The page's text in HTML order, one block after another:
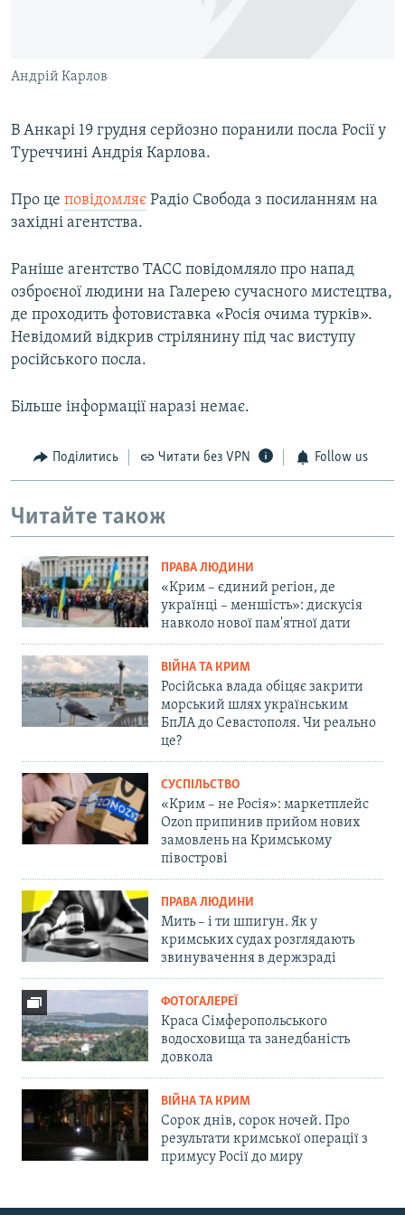
УКРАЇНСЬКА ПРОБЛЕМА КРИМУ
Усі сайти RFE/RL
Андрій Карлов
В Анкарі 19 грудня серйозно поранили посла Росії у
Туреччині Андрія Карлова.
Про це повідомляє Радіо Свобода з посиланням на
західні агентства.
Раніше агентство ТАСС повідомляло про напад
озброєної людини на Галерею сучасного мистецтва,
де проходить фотовиставка «Росія очима турків».
Невідомий відкрив стрілянину під час виступу
російського посла.
Більше інформації наразі немає.
Поділитись Читати без VPN Follow us
Читайте також
ПРАВА ЛЮДИНИ
«Крим – єдиний регіон, де
українці – меншість»: дискусія
навколо нової пам'ятної дати
ВІЙНА ТА КРИМ
Російська влада обіцяє закрити
морський шлях українським
БпЛА до Севастополя. Чи реально
це?
СУСПІЛЬСТВО
«Крим – не Росія»: маркетплейс
Ozon припинив прийом нових
замовлень на Кримському
півострові
ПРАВА ЛЮДИНИ
Мить – і ти шпигун. Як у
кримських судах розглядають
звинувачення в держзраді
ФОТОГАЛЕРЕЇ
Краса Сімферопольського
водосховища та занедбаність
довкола
ВІЙНА ТА КРИМ
Сорок днів, сорок ночей. Про
результати кримської операції з
примусу Росії до миру